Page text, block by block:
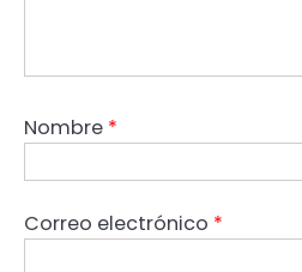
Nombre *
Correo electrónico *